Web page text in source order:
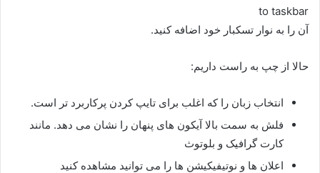
to taskbar
آن را به نوار تسکبار خود اضافه کنید.
حالا از چپ به راست داریم:
انتخاب زبان را که اغلب برای تایپ کردن پرکاربرد تر است.
فلش به سمت بالا آیکون های پنهان را نشان می دهد. مانند
کارت گرافیک و بلوتوث
اعلان ها و نوتیفیکیشن ها را می توانید مشاهده کنید